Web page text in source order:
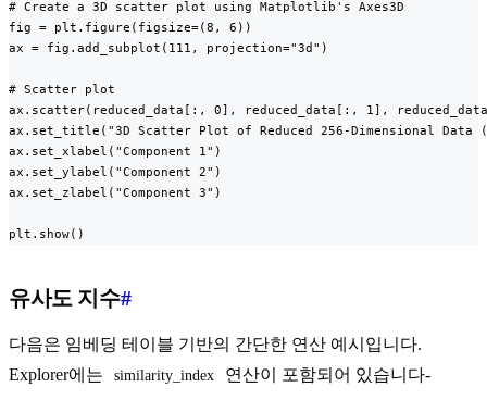
# Create a 3D scatter plot using Matplotlib's Axes3D
fig = plt.figure(figsize=(8, 6))
ax = fig.add_subplot(111, projection="3d")
# Scatter plot
ax.scatter(reduced_data[:, 0], reduced_data[:, 1],
ax.set_title("3D Scatter Plot of Reduced 256-Dimensional Data
ax.set_xlabel("Component 1")
ax.set_ylabel("Component 2")
ax.set_zlabel("Component 3")
plt.show()
유사도 지수#
다음은 임베딩 테이블 기반의 간단한 연산 예시입니다.
Explorer에는
similarity_index 연산이 포함되어 있습니다-